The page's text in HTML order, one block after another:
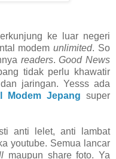
ke luar negeri
modemunlimited. So
readers.Good News
tidak perlu khawatir
dan jaringan. Yesss ada
Modem Jepang super
anti lelet, anti lambat
youtube. Semua lancar
maupun share foto. Ya